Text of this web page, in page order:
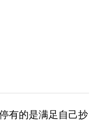
有的是满足自己抄